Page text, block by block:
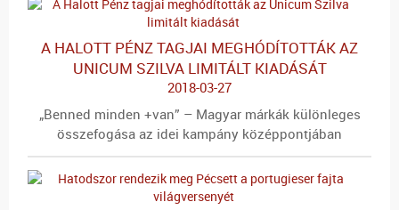
A HALOTT PÉNZ TAGJAI MEGHÓDÍTOTTÁK AZ
UNICUM SZILVA LIMITÁLT KIADÁSÁT
2018-03-27
„Benned minden +van” – Magyar márkák különleges
összefogása az idei kampány középpontjában